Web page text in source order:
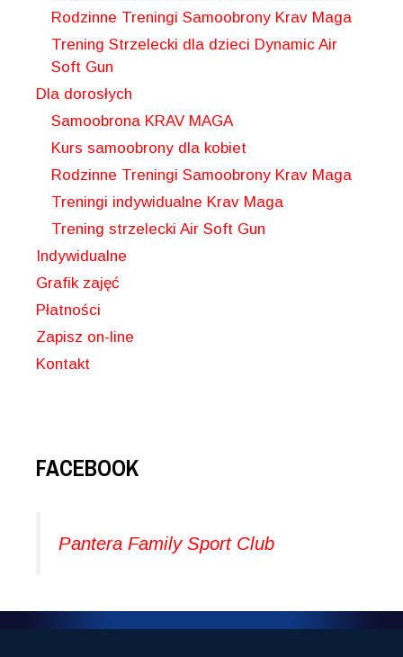
Rodzinne Treningi Samoobrony Krav Maga
Trening Strzelecki dla dzieci Dynamic Air
Soft Gun
Dla dorosłych
Samoobrona KRAV MAGA
Kurs samoobrony dla kobiet
Rodzinne Treningi Samoobrony Krav Maga
Treningi indywidualne Krav Maga
Trening strzelecki Air Soft Gun
Indywidualne
Grafik zajęć
Płatności
Zapisz on-line
Kontakt
FACEBOOK
Pantera Family Sport Club